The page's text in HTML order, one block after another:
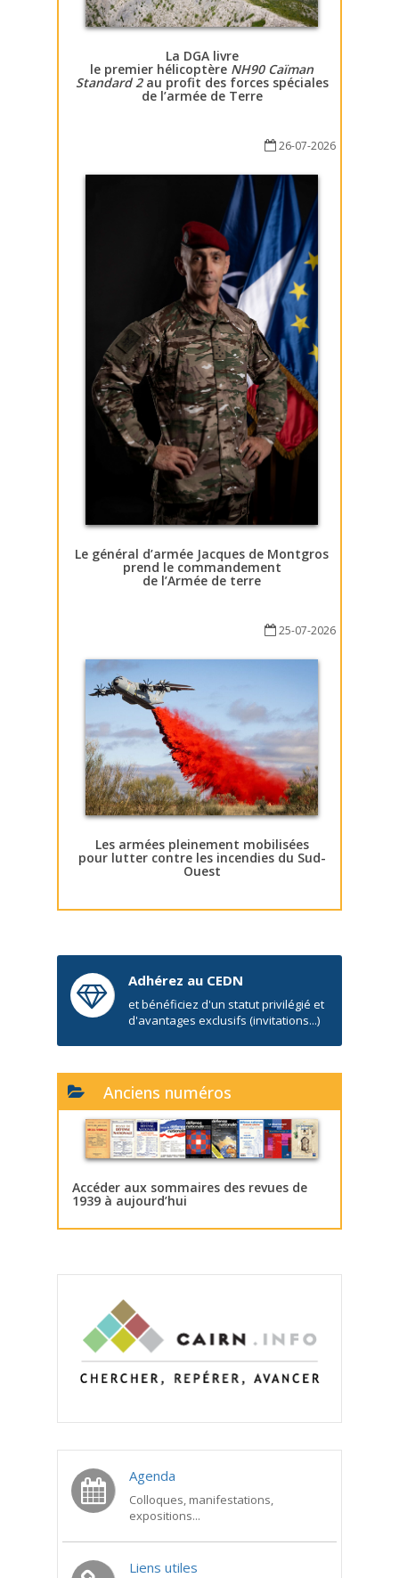
La DGA livre
le premier hélicoptère NH90 Caïman
Standard 2au profit des forces spéciales
de l’armée de Terre
26-07-2026
Le général d’armée Jacques de Montgros
prend le commandement
de l’Armée de terre
25-07-2026
Les armées pleinement mobilisées
pour lutter contre les incendies du Sud-
Ouest
Adhérez au CEDN
et bénéficiez d'un statut privilégié et
d'avantages exclusifs (invitations...)
Anciens numéros
Accéder aux sommaires des revues de
1939 à aujourd’hui
Agenda
Colloques, manifestations,
expositions...
Liens utiles